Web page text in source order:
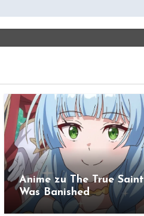
Anime zu The True Saint
Was Banished
angekündigt